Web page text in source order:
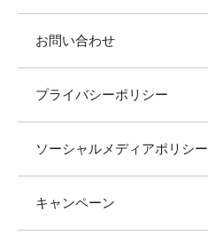
お問い合わせ
プライバシーポリシー
ソーシャルメディアポリシー
キャンペーン